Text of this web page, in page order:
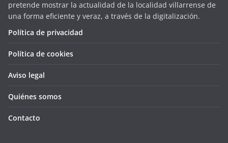
pretende mostrar la actualidad de la localidad villarrense de
una forma eficiente y veraz, a través de la digitalización.
Política de privacidad
Política de cookies
Aviso legal
Quiénes somos
Contacto